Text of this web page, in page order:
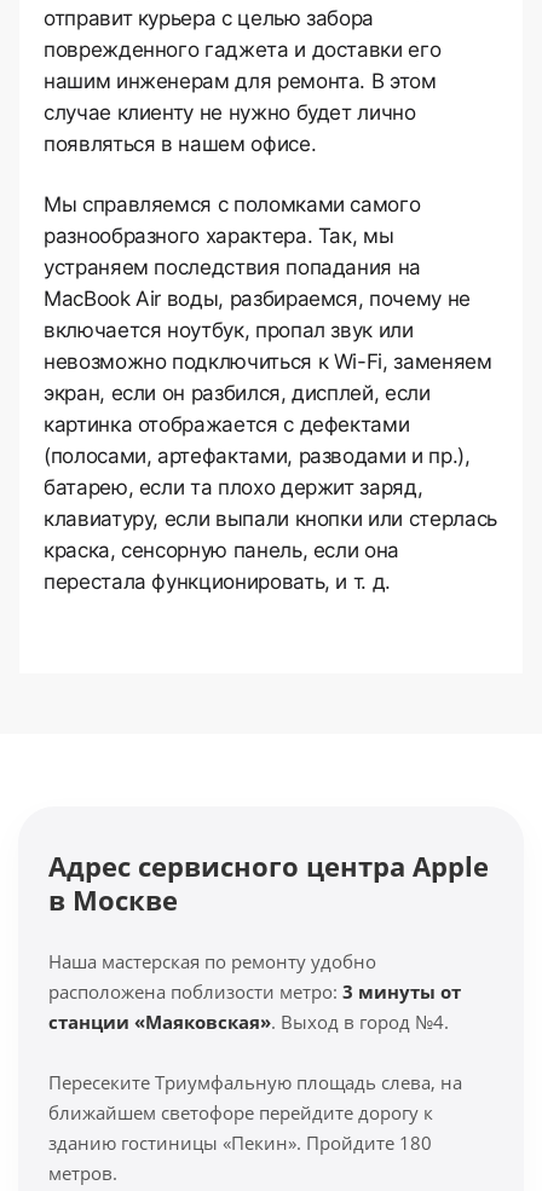
отправит курьера с целью забора
поврежденного гаджета и доставки его
нашим инженерам для ремонта. В этом
случае клиенту не нужно будет лично
появляться в нашем офисе.
Мы справляемся с поломками самого
разнообразного характера. Так, мы
устраняем последствия попадания на
MacBook Air воды, разбираемся, почему не
включается ноутбук, пропал звук или
невозможно подключиться к Wi-Fi, заменяем
экран, если он разбился, дисплей, если
картинка отображается с дефектами
(полосами, артефактами, разводами и пр.),
батарею, если та плохо держит заряд,
клавиатуру, если выпали кнопки или стерлась
краска, сенсорную панель, если она
перестала функционировать, и т. д.
Адрес сервисного центра Apple
в Москве
Наша мастерская по ремонту удобно
расположена поблизости метро: 3 минуты от
станции «Маяковская». Выход в город №4.
Пересеките Триумфальную площадь слева, на
ближайшем светофоре перейдите дорогу к
зданию гостиницы «Пекин». Пройдите 180
метров.